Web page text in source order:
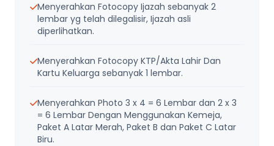
Menyerahkan Fotocopy Ijazah sebanyak 2
lembar yg telah dilegalisir, Ijazah asli
diperlihatkan.
Menyerahkan Fotocopy KTP/Akta Lahir Dan
Kartu Keluarga sebanyak 1 lembar.
Menyerahkan Photo 3 x 4 = 6 Lembar dan 2 x 3
= 6 Lembar Dengan Menggunakan Kemeja,
Paket A Latar Merah, Paket B dan Paket C Latar
Biru.